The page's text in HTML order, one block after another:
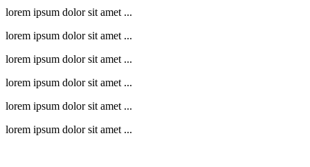
lorem ipsum dolor sit amet ...
lorem ipsum dolor sit amet ...
lorem ipsum dolor sit amet ...
lorem ipsum dolor sit amet ...
lorem ipsum dolor sit amet ...
lorem ipsum dolor sit amet ...